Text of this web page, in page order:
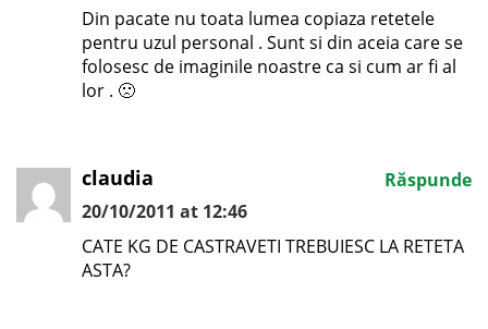
Din pacate nu toata lumea copiaza retetele
pentru uzul personal . Sunt si din aceia care se
folosesc de imaginile noastre ca si cum ar fi al
lor . 🙁
claudia
20/10/2011 at 12:46
CATE KG DE CASTRAVETI TREBUIESC LA RETETA
ASTA?
Răspunde